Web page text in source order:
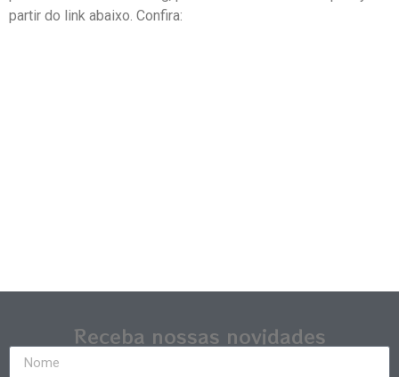
partir do link abaixo. Confira:
Receba nossas novidades